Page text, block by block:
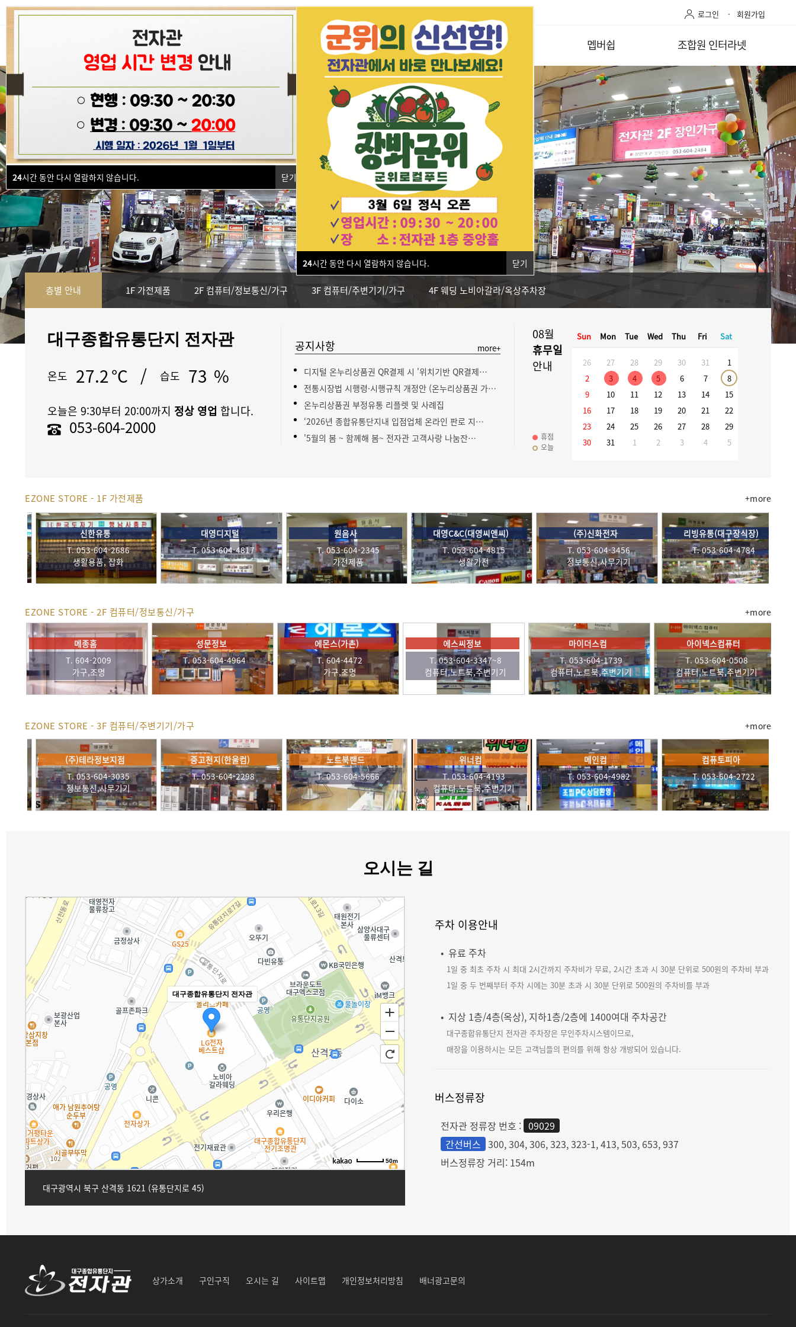
24시간 동안 다시 열람하지 않습니다. 닫기
24시간 동안 다시 열람하지 않습니다. 닫기
HOME 즐겨찾기 로그인 회원가입
매장안내 커뮤니티 멥버쉽 조합원 인터라넷
층별 안내 1F 가전제품 2F 컴퓨터/정보통신/가구 3F 컴퓨터/주변기기/가구 4F 웨딩 노비아갈라/옥상주차장
대구종합유통단지 전자관
온도 27.2°C / 습도 73 %
오늘은 9:30부터 20:00까지 정상 영업 합니다.
053-604-2000
공지사항 more+
디지털 온누리상품권 QR결제 시 '위치기반 QR결제…
전통시장법 시행령·시행규칙 개정안 (온누리상품권 가…
온누리상품권 부정유통 리플렛 및 사례집
‘2026년 종합유통단지내 입점업체 온라인 판로 지…
'5월의 봄 ~ 함께해 봄~ 전자관 고객사랑 나눔잔…
08월
휴무일
안내
휴점
오늘
Sun Mon Tue Wed Thu Fri Sat
26 27 28 29 30 31
1
2
3 4 5 6 7
8
9
10 11 12 13 14
15
16
17 18 19 20 21
22
23
24 25 26 27 28
29
30
31 1 2 3 4 5
EZONE STORE - 1F 가전제품 +more
대구디카
T. 053-257-5812
카메라,디카
태경유통(황실아트)
T. 604-3868~9
생활용품, 잡화
인켈북부점(사운드존)
T. 053-604-5152/5580
가전제품
신한유통
T. 053-604-2686
생활용품, 잡화
대영디지털
T. 053-604-4817
원음사
T. 053-604-2345
가전제품
EZONE STORE - 2F 컴퓨터/정보통신/가구 +more
T. 604-4472
가구,조명
에스씨정보
T. 053-604-3347~8
컴퓨터,노트북,주변기기
마이더스컴
T. 053-604-1739
컴퓨터,노트북,주변기기
아이넥스컴퓨터
T. 053-604-0508
컴퓨터,노트북,주변기기
리바트
T. 604-5077
가구,조명
T. 053-604-2485
컴퓨터,노트북,주변기기
T. 053-
컴퓨터,노트
EZONE STORE - 3F 컴퓨터/주변기기/가구 +more
이프로컴퓨터
053-604-5512
,노트북,주변기기
가온디엔씨
T. 053-604-2996
컴퓨터,노트북,주변기기
금도전산시스템
T. 053-604-3096~7
컴퓨터,노트북,주변기기
(주)테라정보지점
T. 053-604-3035
정보통신,사무기기
중고천지(한울컴)
T. 053-604-2298
노트북랜드
T. 053-604-5666
T. 053-604-
컴퓨터,노트북,
오시는 길
대구종합유통단지 전자관
50m
대구광역시 북구 산격동 1621 (유통단지로 45)
주차 이용안내
• 유료 주차
1일 중 최초 주차 시 최대 2시간까지 주차비가 무료, 2시간 초과 시 30분 단위로 500원의 주차비 부과
1일 중 두 번째부터 주차 시에는 30분 초과 시 30분 단위로 500원의 주차비를 부과
• 지상 1층/4층(옥상), 지하1층/2층에 1400여대 주차공간
대구종합유통단지 전자관 주차장은 무인주차시스템이므로,
매장을 이용하시는 모든 고객님들의 편의를 위해 항상 개방되어 있습니다.
버스정류장
전자관 정류장 번호 : 09029
간선버스 300, 304, 306, 323, 323-1, 413, 503, 653, 937
버스정류장 거리: 154m
상가소개 구인구직 오시는 길 사이트맵 개인정보처리방침 배너광고문의